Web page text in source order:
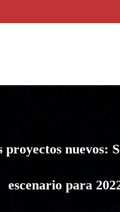
proyectos
escenario para